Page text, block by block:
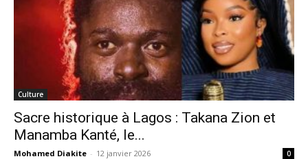
Culture
Sacre historique à Lagos : Takana Zion et
Manamba Kanté, le...
Mohamed Diakite - 12 janvier 2026 0